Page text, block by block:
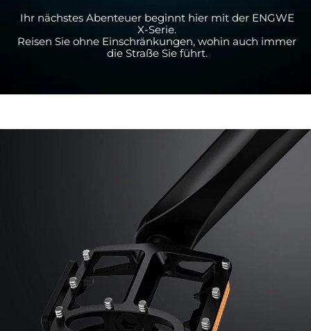
Ihr nächstes Abenteuer beginnt hier mit der ENGWE
X-Serie.
Reisen Sie ohne Einschränkungen, wohin auch immer
die Straße Sie führt.